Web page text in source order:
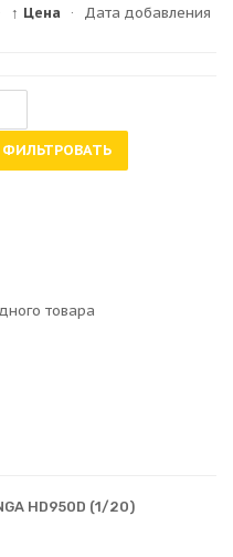
↑ Цена · Дата добавления
ФИЛЬТРОВАТЬ
товара
HD950D (1/20)